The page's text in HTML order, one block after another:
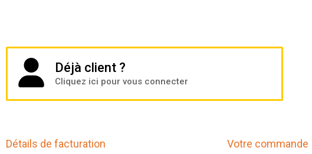
Déjà client ?
Cliquez ici pour vous connecter
Détails de facturation Votre commande